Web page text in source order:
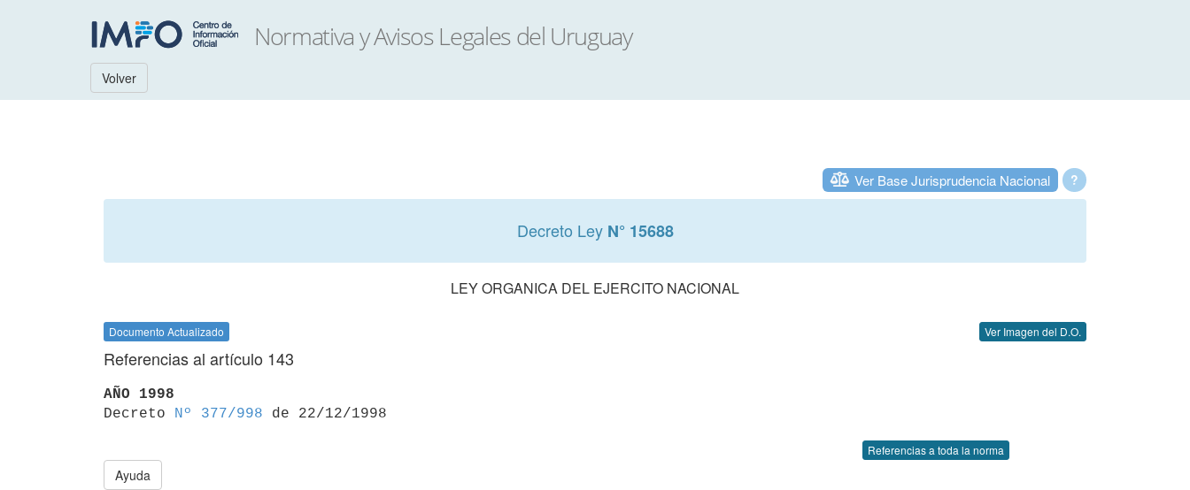
Volver
?
Ver Base Jurisprudencia Nacional
Decreto Ley N° 15688
LEY ORGANICA DEL EJERCITO NACIONAL
Documento Actualizado Ver Imagen del D.O.
Referencias al artículo 143
AÑO 1998
Decreto
Nº 377/998
Referencias a toda la norma
Ayuda